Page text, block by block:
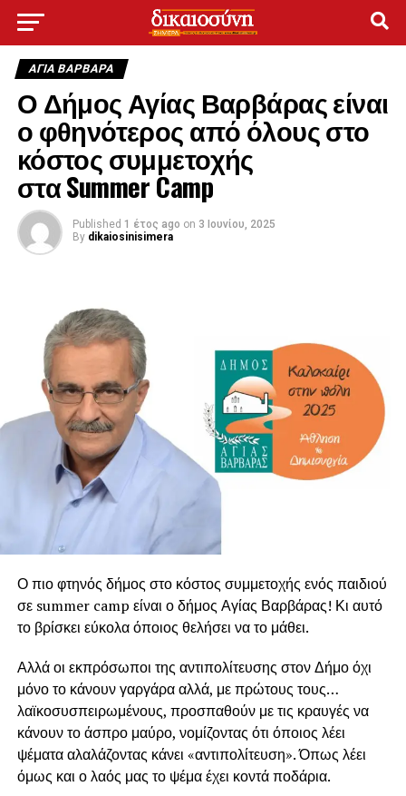
ΑΓΙΑ ΒΑΡΒΑΡΑ
Ο Δήμος Αγίας Βαρβάρας είναι
ο φθηνότερος από όλους στο
κόστος συμμετοχής
στα Summer Camp
Published 1 έτος ago on 3 Ιουνίου, 2025
By dikaiosinisimera
Ο πιο φτηνός δήμος στο κόστος συμμετοχής ενός παιδιού
σε summer camp είναι ο δήμος Αγίας Βαρβάρας! Κι αυτό
το βρίσκει εύκολα όποιος θελήσει να το μάθει.
Αλλά οι εκπρόσωποι της αντιπολίτευσης στον Δήμο όχι
μόνο το κάνουν γαργάρα αλλά, με πρώτους τους…
λαϊκοσυσπειρωμένους, προσπαθούν με τις κραυγές να
κάνουν το άσπρο μαύρο, νομίζοντας ότι όποιος λέει
ψέματα αλαλάζοντας κάνει «αντιπολίτευση». Όπως λέει
όμως και ο λαός μας το ψέμα έχει κοντά ποδάρια.